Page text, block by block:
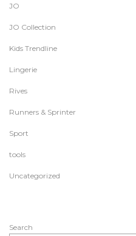
JO
JO Collection
Kids Trendline
Lingerie
Rives
Runners & Sprinter
Sport
tools
Uncategorized
Search